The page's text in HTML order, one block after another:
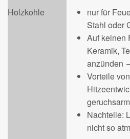
Holzkohle
nur für
Stahl oder
Auf keinen
Keramik,
anzünden
Vorteile
geruchsarm
Nachteile:
nicht so